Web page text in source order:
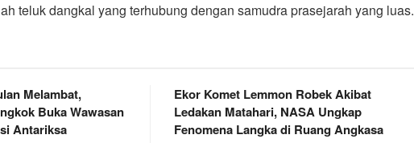
teluk dangkal yang terhubung dengan samudra prasejarah yang luas.
Melambat,
Buka Wawasan
Antariksa
Ekor Komet Lemmon Robek Akibat
Ledakan Matahari, NASA Ungkap
Fenomena Langka di Ruang Angkasa